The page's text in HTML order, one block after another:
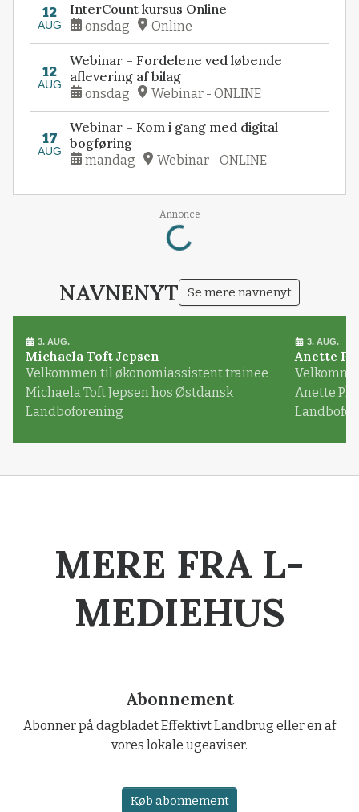
12
AUG
InterCount kursus Online
onsdag Online
12
AUG
Webinar – Fordelene ved løbende
aflevering af bilag
onsdag Webinar - ONLINE
17
AUG
Webinar – Kom i gang med digital
bogføring
mandag Webinar - ONLINE
Annonce
Loading...
NAVNENYT Se mere navnenyt
3. AUG.
Michaela Toft Jepsen
Velkommen til økonomiassistent trainee
Michaela Toft Jepsen hos Østdansk
Landboforening
3. AUG.
Anette
Anette
MERE FRA L-
MEDIEHUS
Abonnement
Abonner på dagbladet Effektivt Landbrug eller en af
vores lokale ugeaviser.
Køb abonnement